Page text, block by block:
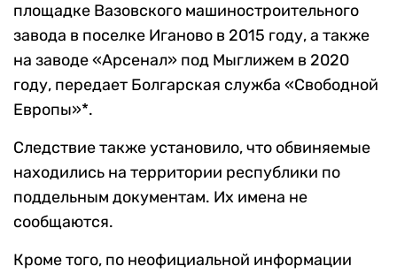
площадке Вазовского машиностроительного
завода в поселке Иганово в 2015 году, а также
на заводе «Арсенал» под Мыглижем в 2020
году, передает Болгарская служба «Свободной
Европы»*.
Следствие также установило, что обвиняемые
находились на территории республики по
поддельным документам. Их имена не
сообщаются.
Кроме того, по неофициальной информации